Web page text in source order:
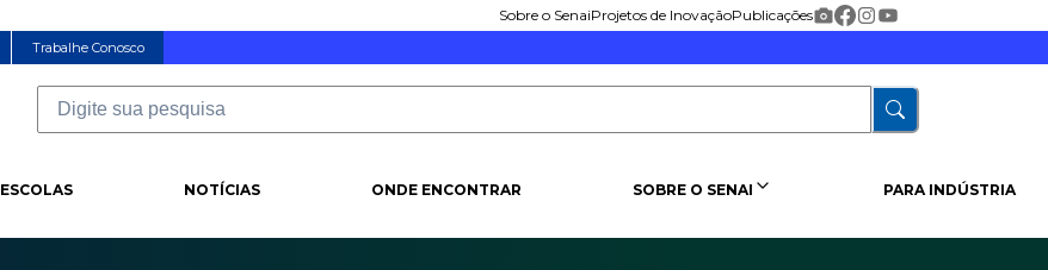
Sobre o SenaiProjetos de InovaçãoPublicações
Trabalhe Conosco
ESCOLAS NOTÍCIAS ONDE ENCONTRAR SOBRE O SENAI PARA INDÚSTRIA